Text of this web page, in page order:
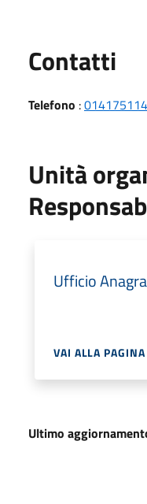
Contatti
Telefono :014175114
Unità
Ufficio
VAI ALLA PAGINA
Ultimo